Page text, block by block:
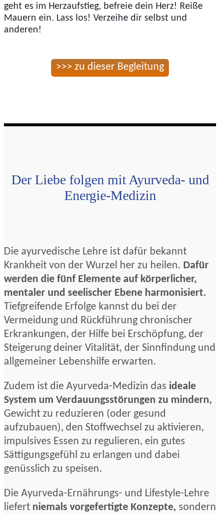
geht es im Herzaufstieg, befreie dein Herz! Reiße
Mauern ein. Lass los! Verzeihe dir selbst und
anderen!
>>> zu dieser Begleitung
Der Liebe folgen mit Ayurveda- und
Energie-Medizin
Die ayurvedische Lehre ist dafür bekannt
Krankheit von der Wurzel her zu heilen. Dafür
werden die fünf Elemente auf körperlicher,
mentaler und seelischer Ebene harmonisiert.
Tiefgreifende Erfolge kannst du bei der
Vermeidung und Rückführung chronischer
Erkrankungen, der Hilfe bei Erschöpfung, der
Steigerung deiner Vitalität, der Sinnfindung und
allgemeiner Lebenshilfe erwarten.
Zudem ist die Ayurveda-Medizin das ideale
System um Verdauungsstörungen zu mindern,
Gewicht zu reduzieren (oder gesund
aufzubauen), den Stoffwechsel zu aktivieren,
impulsives Essen zu regulieren, ein gutes
Sättigungsgefühl zu erlangen und dabei
genüsslich zu speisen.
Die Ayurveda-Ernährungs- und Lifestyle-Lehre
liefert niemals vorgefertigte Konzepte, sondern